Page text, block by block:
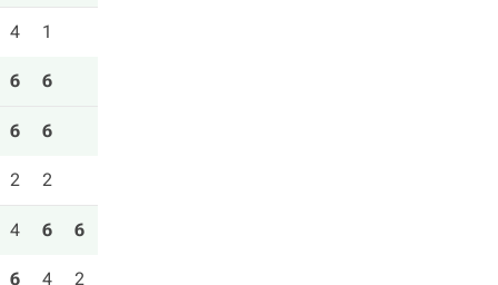
4 1
6 6
6 6
2 2
4 6 6
6 4 2